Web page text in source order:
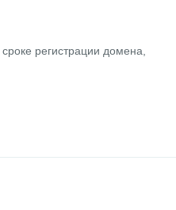
регистрации домена,